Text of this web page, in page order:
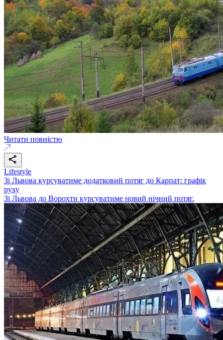
Читати повністю
Lifestyle
Зі Львова курсуватиме додатковий потяг до Карпат: графік
руху
Зі Львова до Ворохти курсуватиме новий нічний потяг.